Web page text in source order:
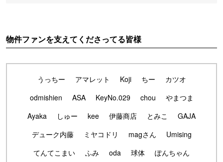
物件ファンを支えてくださってる皆様
うっちー アマレット Koji ちー
カツオ
odmishien
ASA KeyNo.029 chou
やまつま
Ayaka
しゅー kee 伊藤商店 とみこ
GAJA
デューク内藤
ミヤコドリ magさん
Umising
てんてこまい
ふみ oda 球体
ぽんちゃん